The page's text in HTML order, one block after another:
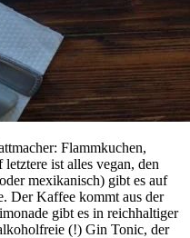
Flammkuchen,
ist alles vegan, den
mexikanisch) gibt es auf
Der Kaffee kommt aus der
gibt es in reichhaltiger
(!) Gin Tonic, der